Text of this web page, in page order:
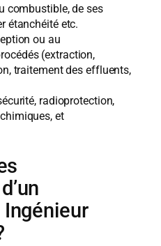
combustible, de ses
étanchéité etc.
ou au
(extraction,
traitement des effluents,
radioprotection,
et
Ingénieur